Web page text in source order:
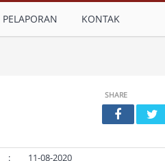
PELAPORAN KONTAK
SHARE
:
11-08-2020